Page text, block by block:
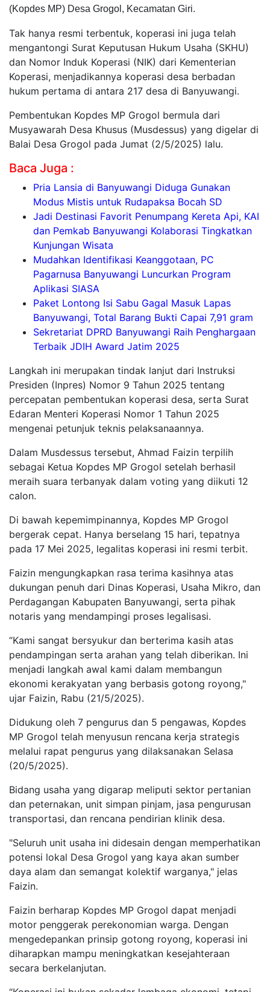
(Kopdes MP) Desa Grogol, Kecamatan Giri.
Tak hanya resmi terbentuk, koperasi ini juga telah
mengantongi Surat Keputusan Hukum Usaha (SKHU)
dan Nomor Induk Koperasi (NIK) dari Kementerian
Koperasi, menjadikannya koperasi desa berbadan
hukum pertama di antara 217 desa di Banyuwangi.
Pembentukan Kopdes MP Grogol bermula dari
Musyawarah Desa Khusus (Musdessus) yang digelar di
Balai Desa Grogol pada Jumat (2/5/2025) lalu.
Baca Juga :
Pria Lansia di Banyuwangi Diduga Gunakan
Modus Mistis untuk Rudapaksa Bocah SD
Jadi Destinasi Favorit Penumpang Kereta Api, KAI
dan Pemkab Banyuwangi Kolaborasi Tingkatkan
Kunjungan Wisata
Mudahkan Identifikasi Keanggotaan, PC
Pagarnusa Banyuwangi Luncurkan Program
Aplikasi SIASA
Paket Lontong Isi Sabu Gagal Masuk Lapas
Banyuwangi, Total Barang Bukti Capai 7,91 gram
Sekretariat DPRD Banyuwangi Raih Penghargaan
Terbaik JDIH Award Jatim 2025
Langkah ini merupakan tindak lanjut dari Instruksi
Presiden (Inpres) Nomor 9 Tahun 2025 tentang
percepatan pembentukan koperasi desa, serta Surat
Edaran Menteri Koperasi Nomor 1 Tahun 2025
mengenai petunjuk teknis pelaksanaannya.
Dalam Musdessus tersebut, Ahmad Faizin terpilih
sebagai Ketua Kopdes MP Grogol setelah berhasil
meraih suara terbanyak dalam voting yang diikuti 12
calon.
Di bawah kepemimpinannya, Kopdes MP Grogol
bergerak cepat. Hanya berselang 15 hari, tepatnya
pada 17 Mei 2025, legalitas koperasi ini resmi terbit.
Faizin mengungkapkan rasa terima kasihnya atas
dukungan penuh dari Dinas Koperasi, Usaha Mikro, dan
Perdagangan Kabupaten Banyuwangi, serta pihak
notaris yang mendampingi proses legalisasi.
“Kami sangat bersyukur dan berterima kasih atas
pendampingan serta arahan yang telah diberikan. Ini
menjadi langkah awal kami dalam membangun
ekonomi kerakyatan yang berbasis gotong royong,"
ujar Faizin, Rabu (21/5/2025).
Didukung oleh 7 pengurus dan 5 pengawas, Kopdes
MP Grogol telah menyusun rencana kerja strategis
melalui rapat pengurus yang dilaksanakan Selasa
(20/5/2025).
Bidang usaha yang digarap meliputi sektor pertanian
dan peternakan, unit simpan pinjam, jasa pengurusan
transportasi, dan rencana pendirian klinik desa.
"Seluruh unit usaha ini didesain dengan memperhatikan
potensi lokal Desa Grogol yang kaya akan sumber
daya alam dan semangat kolektif warganya," jelas
Faizin.
Faizin berharap Kopdes MP Grogol dapat menjadi
motor penggerak perekonomian warga. Dengan
mengedepankan prinsip gotong royong, koperasi ini
diharapkan mampu meningkatkan kesejahteraan
secara berkelanjutan.